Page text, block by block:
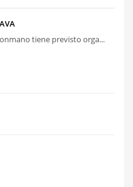
tiene previsto orga...